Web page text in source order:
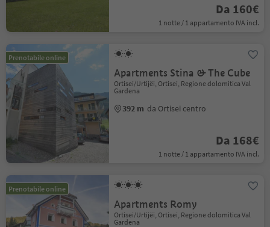
Da 160€
1 notte / 1 appartamento IVA incl.
Prenotabile online
Apartments Stina & The Cube
Ortisei/Urtijëi, Ortisei, Regione dolomitica Val
Gardena
392 m da Ortisei centro
Da 168€
1 notte / 1 appartamento IVA incl.
Prenotabile online
Apartments Romy
Ortisei/Urtijëi, Ortisei, Regione dolomitica Val
Gardena